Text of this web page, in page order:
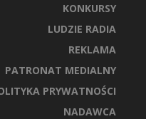
KONKURSY
LUDZIE RADIA
REKLAMA
PATRONAT MEDIALNY
PRYWATNOŚCI
NADAWCA